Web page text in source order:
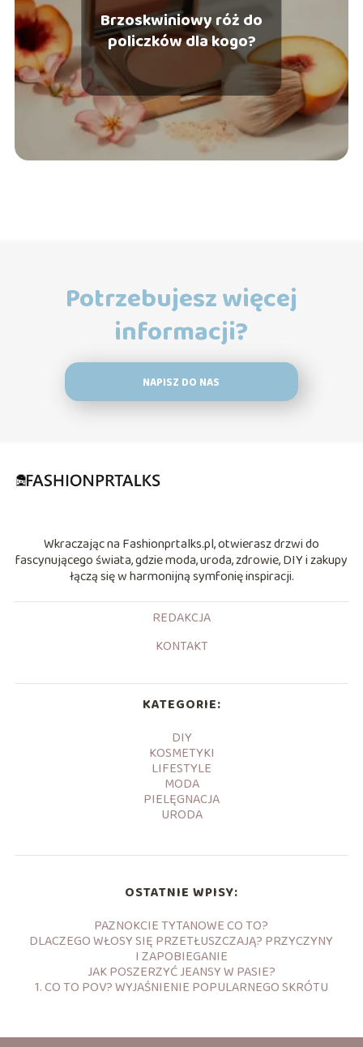
Brzoskwiniowy róż do
policzków dla kogo?
Potrzebujesz więcej
informacji?
NAPISZ DO NAS
Wkraczając na Fashionprtalks.pl, otwierasz drzwi do
fascynującego świata, gdzie moda, uroda, zdrowie, DIY i zakupy
łączą się w harmonijną symfonię inspiracji.
REDAKCJA
KONTAKT
KATEGORIE:
DIY
KOSMETYKI
LIFESTYLE
MODA
PIELĘGNACJA
URODA
OSTATNIE WPISY:
PAZNOKCIE TYTANOWE CO TO?
DLACZEGO WŁOSY SIĘ PRZETŁUSZCZAJĄ? PRZYCZYNY
I ZAPOBIEGANIE
JAK POSZERZYĆ JEANSY W PASIE?
1. CO TO POV? WYJAŚNIENIE POPULARNEGO SKRÓTU